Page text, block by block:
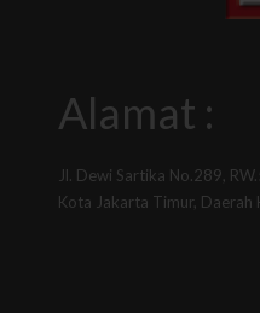
Alamat :
Jl. Dewi Sartika No.289,
Kota Jakarta Timur,